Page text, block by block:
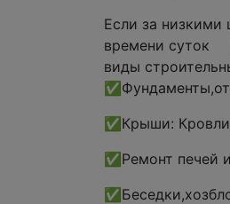
Если за
времени суток
виды
✅Крыши:
✅Ремонт печей